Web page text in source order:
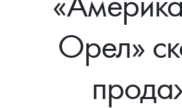
Монеты Царской России
Монеты стран мира после 1950г
Георгий Победоносец
Золотой червонец Сеятель
Выкуп монет
Памятка для работы с монетами из
Информация
Распродажа монет и жетонов
Аналитика и события
Итоги 2025 года. Прогноз курсов
Курс золота и серебра
Наши преимущества
Орел»